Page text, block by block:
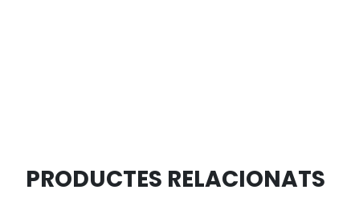
PRODUCTES RELACIONATS